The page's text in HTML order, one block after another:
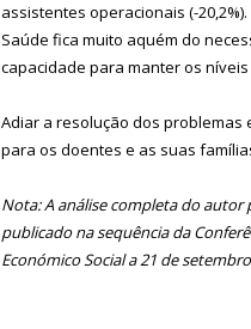
assistentes operacionais (-
Saúde fica muito aquém do
capacidade para manter os
Adiar a resolução dos
para os doentes e as suas
Nota: A análise completa do autor
publicado na sequência da
Económico Social a 21 de